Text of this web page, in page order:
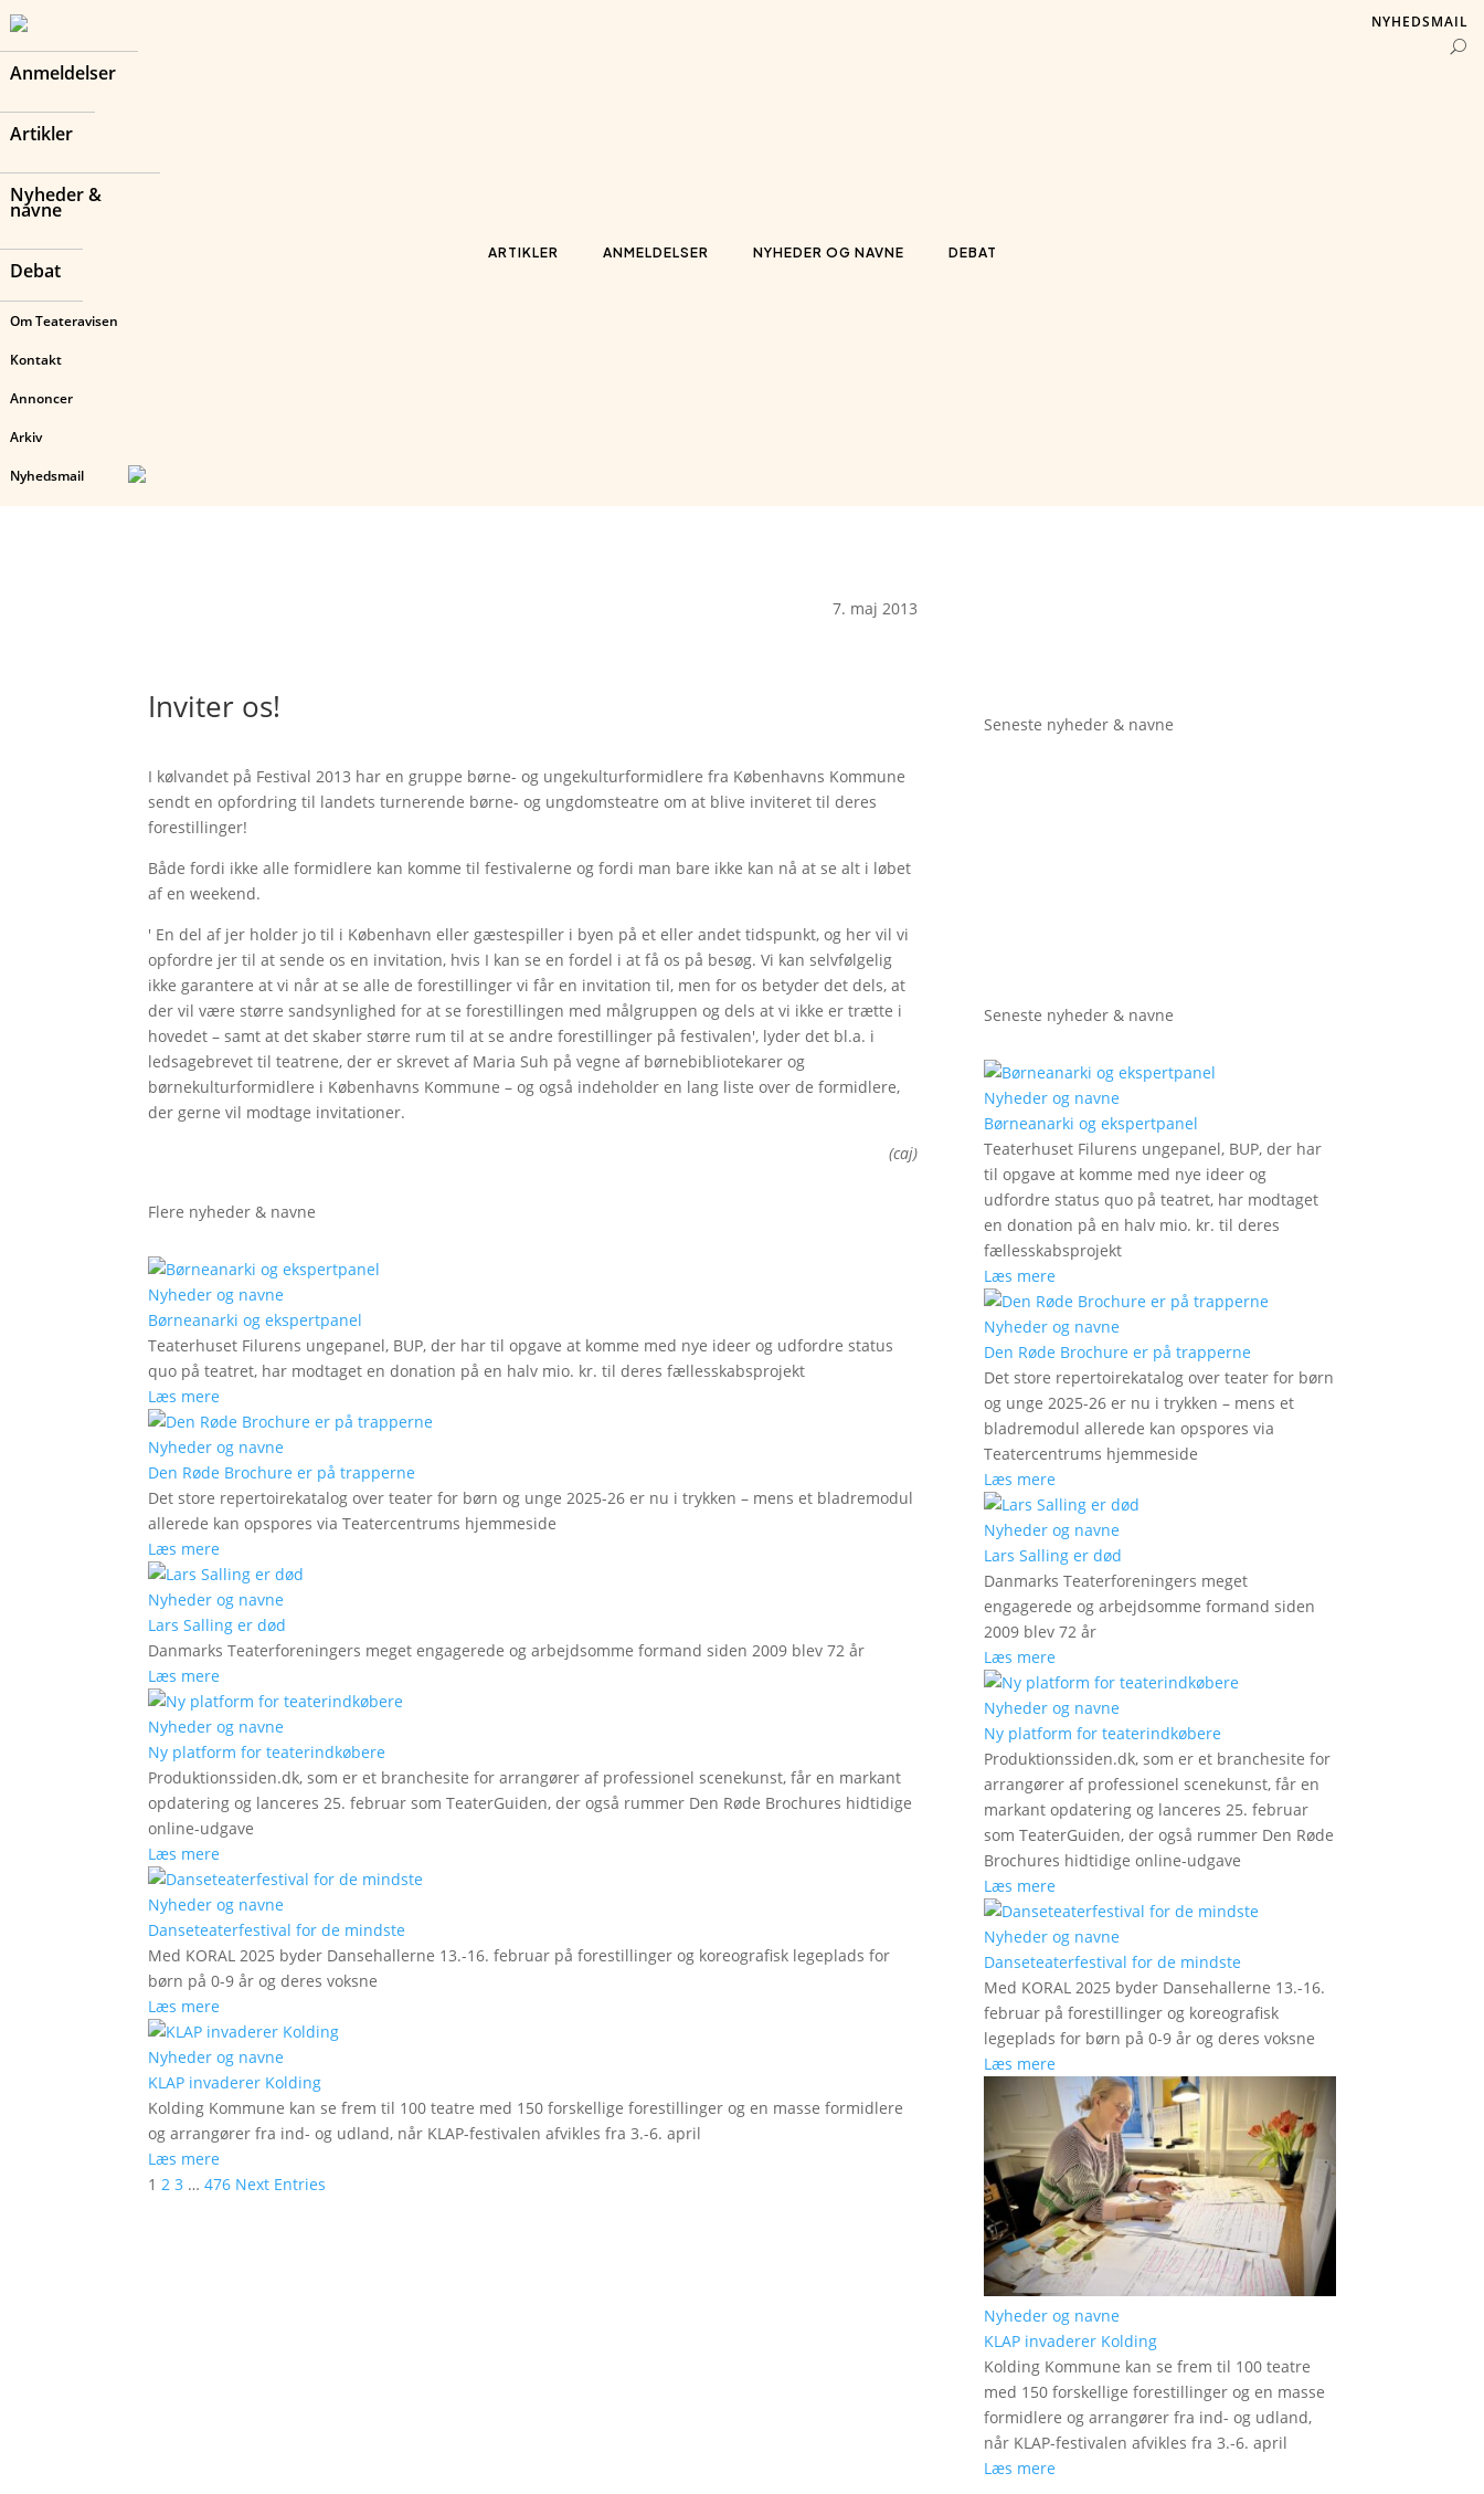
Anmeldelser
Artikler
Nyheder &
navne
Debat
Om Teateravisen
Kontakt
Annoncer
Arkiv
Nyhedsmail
ARTIKLER ANMELDELSER NYHEDER OG NAVNE DEBAT
NYHEDSMAIL
7. maj 2013
Inviter os!
I kølvandet på Festival 2013 har en gruppe børne- og ungekulturformidlere fra Københavns Kommune
sendt en opfordring til landets turnerende børne- og ungdomsteatre om at blive inviteret til deres
forestillinger!
Både fordi ikke alle formidlere kan komme til festivalerne og fordi man bare ikke kan nå at se alt i løbet
af en weekend.
' En del af jer holder jo til i København eller gæstespiller i byen på et eller andet tidspunkt, og her vil vi
opfordre jer til at sende os en invitation, hvis I kan se en fordel i at få os på besøg. Vi kan selvfølgelig
ikke garantere at vi når at se alle de forestillinger vi får en invitation til, men for os betyder det dels, at
der vil være større sandsynlighed for at se forestillingen med målgruppen og dels at vi ikke er trætte i
hovedet – samt at det skaber større rum til at se andre forestillinger på festivalen', lyder det bl.a. i
ledsagebrevet til teatrene, der er skrevet af Maria Suh på vegne af børnebibliotekarer og
børnekulturformidlere i Københavns Kommune – og også indeholder en lang liste over de formidlere,
der gerne vil modtage invitationer.
(caj)
Flere nyheder & navne
Nyheder og navne
Børneanarki og ekspertpanel
Teaterhuset Filurens ungepanel, BUP, der har til opgave at komme med nye ideer og udfordre status
quo på teatret, har modtaget en donation på en halv mio. kr. til deres fællesskabsprojekt
Læs mere
Nyheder og navne
Den Røde Brochure er på trapperne
Det store repertoirekatalog over teater for børn og unge 2025-26 er nu i trykken – mens et bladremodul
allerede kan opspores via Teatercentrums hjemmeside
Læs mere
Nyheder og navne
Lars Salling er død
Danmarks Teaterforeningers meget engagerede og arbejdsomme formand siden 2009 blev 72 år
Læs mere
Nyheder og navne
Ny platform for teaterindkøbere
Produktionssiden.dk, som er et branchesite for arrangører af professionel scenekunst, får en markant
opdatering og lanceres 25. februar som TeaterGuiden, der også rummer Den Røde Brochures hidtidige
online-udgave
Læs mere
Nyheder og navne
Danseteaterfestival for de mindste
Med KORAL 2025 byder Dansehallerne 13.-16. februar på forestillinger og koreografisk legeplads for
børn på 0-9 år og deres voksne
Læs mere
Nyheder og navne
KLAP invaderer Kolding
Kolding Kommune kan se frem til 100 teatre med 150 forskellige forestillinger og en masse formidlere
og arrangører fra ind- og udland, når KLAP-festivalen afvikles fra 3.-6. april
Læs mere
1 2 3 … 476 Next Entries
Seneste nyheder & navne
Seneste nyheder & navne
Nyheder og navne
Børneanarki og ekspertpanel
Teaterhuset Filurens ungepanel, BUP, der har
til opgave at komme med nye ideer og
udfordre status quo på teatret, har modtaget
en donation på en halv mio. kr. til deres
fællesskabsprojekt
Læs mere
Nyheder og navne
Den Røde Brochure er på trapperne
Det store repertoirekatalog over teater for børn
og unge 2025-26 er nu i trykken – mens et
bladremodul allerede kan opspores via
Teatercentrums hjemmeside
Læs mere
Nyheder og navne
Lars Salling er død
Danmarks Teaterforeningers meget
engagerede og arbejdsomme formand siden
2009 blev 72 år
Læs mere
Nyheder og navne
Ny platform for teaterindkøbere
Produktionssiden.dk, som er et branchesite for
arrangører af professionel scenekunst, får en
markant opdatering og lanceres 25. februar
som TeaterGuiden, der også rummer Den Røde
Brochures hidtidige online-udgave
Læs mere
Nyheder og navne
Danseteaterfestival for de mindste
Med KORAL 2025 byder Dansehallerne 13.-16.
februar på forestillinger og koreografisk
legeplads for børn på 0-9 år og deres voksne
Læs mere
Nyheder og navne
KLAP invaderer Kolding
Kolding Kommune kan se frem til 100 teatre
med 150 forskellige forestillinger og en masse
formidlere og arrangører fra ind- og udland,
når KLAP-festivalen afvikles fra 3.-6. april
Læs mere